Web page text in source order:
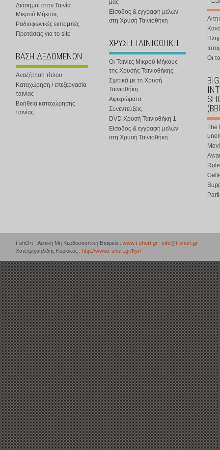
Διάσημοι στην Ταινία
Μικρού Μήκους
Ραδιοφωνικές εκπομπές
Προτάσεις για το site
ΒΑΣΗ ΔΕΔΟΜΕΝΩΝ
Αναζήτηση τίτλου
Καταχώρηση / επεξεργασία
ταινίας
Βοήθεια καταχώρησης
ταινίας
μας
Είσοδος & εγγραφή μελών
στη Χρυσή Ταινιοθήκη
ΧΡΥΣΗ ΤΑΙΝΙΟΘΗΚΗ
Οι Ταινίες Μικρού Μήκους
της Χρυσής Ταινιοθήκης
Σχετικά με τη Χρυσή
Ταινιοθήκη
Αφιερώματα
Συνεντεύξεις
DVD Χρυσή Ταινιοθήκη 1
Είσοδος & εγγραφή μελών
στη Χρυσή Ταινιοθήκη
Οι
The
t-shOrt : Αστική Μη Κερδοσκοπική Εταιρεία : www.t-short.gr : info@t-short.gr
Χατζημιχαηλίδης Κυριάκος : http://www.t-short.gr/Kyr/